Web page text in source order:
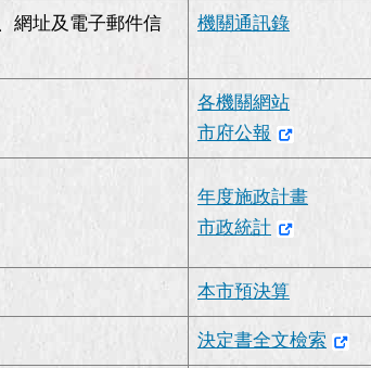
網址及電子郵件信
機關通訊錄
各機關網站
市府公報
年度施政計畫
市政統計
本市預決算
決定書全文檢索